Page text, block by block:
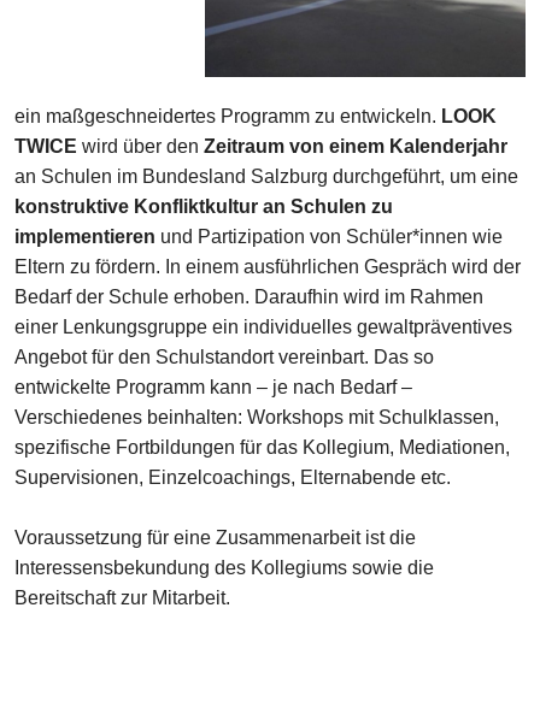
ein maßgeschneidertes Programm zu entwickeln. LOOK
TWICE wird über den Zeitraum von einem Kalenderjahr
an Schulen im Bundesland Salzburg durchgeführt, um eine
konstruktive Konfliktkultur an Schulen zu
implementieren und Partizipation von Schüler*innen wie
Eltern zu fördern. In einem ausführlichen Gespräch wird der
Bedarf der Schule erhoben. Daraufhin wird im Rahmen
einer Lenkungsgruppe ein individuelles gewaltpräventives
Angebot für den Schulstandort vereinbart. Das so
entwickelte Programm kann – je nach Bedarf –
Verschiedenes beinhalten: Workshops mit Schulklassen,
spezifische Fortbildungen für das Kollegium, Mediationen,
Supervisionen, Einzelcoachings, Elternabende etc.
Voraussetzung für eine Zusammenarbeit ist die
Interessensbekundung des Kollegiums sowie die
Bereitschaft zur Mitarbeit.